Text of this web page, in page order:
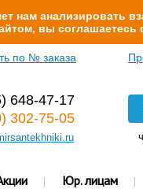
нам анализировать
вы
по № заказа
648-47-17
302-75-05
Юр. лицам